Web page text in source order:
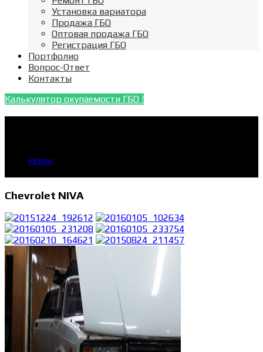
Установка вариатора
Продажа ГБО
Оптовая продажа ГБО
Регистрация ГБО
Портфолио
Вопрос-Ответ
Контакты
Калькулятор окупаемости ГБО !
Home
Chevrolet NIVA